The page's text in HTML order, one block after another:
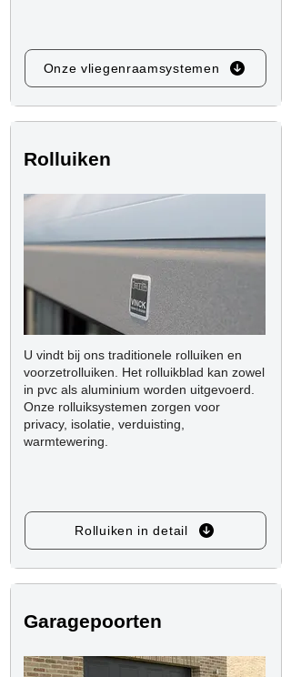
Onze vliegenraamsystemen
Rolluiken
U vindt bij ons traditionele rolluiken en
voorzetrolluiken. Het rolluikblad kan zowel
in pvc als aluminium worden uitgevoerd.
Onze rolluiksystemen zorgen voor
privacy, isolatie, verduisting,
warmtewering.
Rolluiken in detail
Garagepoorten